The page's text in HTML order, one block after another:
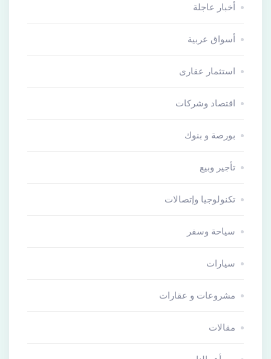
أخبار عاجلة
أسواق عربية
استثمار عقارى
اقتصاد وشركات
بورصة و بنوك
تأجير وبيع
تكنولوجيا وإتصالات
سياحة وسفر
سيارات
مشروعات و عقارات
مقالات